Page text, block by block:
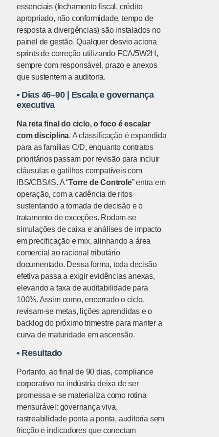
essenciais (fechamento fiscal, crédito
apropriado, não conformidade, tempo de
resposta a divergências) são instalados no
painel de gestão. Qualquer desvio aciona
sprints de correção utilizando FCA/5W2H,
sempre com responsável, prazo e anexos
que sustentem a auditoria.
• Dias 46–90 | Escala e governança
executiva
Na reta final do ciclo, o foco é escalar
com disciplina. A classificação é expandida
para as famílias C/D, enquanto contratos
prioritários passam por revisão para incluir
cláusulas e gatilhos compatíveis com
IBS/CBS/IS. A “Torre de Controle” entra em
operação, com a cadência de ritos
sustentando a tomada de decisão e o
tratamento de exceções. Rodam-se
simulações de caixa e análises de impacto
em precificação e mix, alinhando a área
comercial ao racional tributário
documentado. Dessa forma, toda decisão
efetiva passa a exigir evidências anexas,
elevando a taxa de auditabilidade para
100%. Assim como, encerrado o ciclo,
revisam-se metas, lições aprendidas e o
backlog do próximo trimestre para manter a
curva de maturidade em ascensão.
• Resultado
Portanto, ao final de 90 dias, compliance
corporativo na indústria deixa de ser
promessa e se materializa como rotina
mensurável: governança viva,
rastreabilidade ponta a ponta, auditoria sem
fricção e indicadores que conectam